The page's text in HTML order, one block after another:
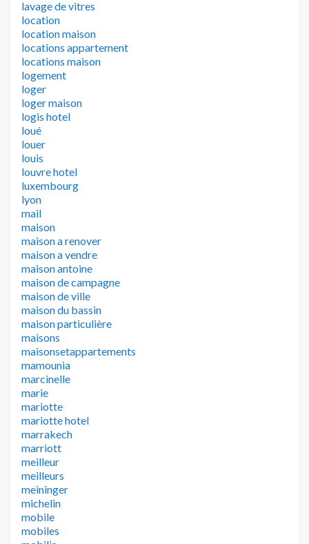
lavage de vitres
location
location maison
locations appartement
locations maison
logement
loger
loger maison
logis hotel
loué
louer
louis
louvre hotel
luxembourg
lyon
mail
maison
maison a renover
maison a vendre
maison antoine
maison de campagne
maison de ville
maison du bassin
maison particulière
maisons
maisonsetappartements
mamounia
marcinelle
marie
mariotte
mariotte hotel
marrakech
marriott
meilleur
meilleurs
meininger
michelin
mobile
mobiles